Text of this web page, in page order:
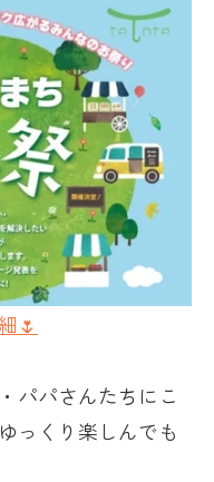
🌷
パパさんたちにこ
っくり楽しんでも